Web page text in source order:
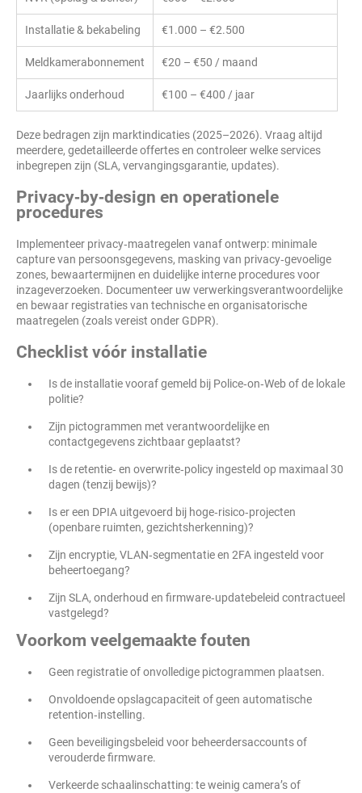
Installatie & bekabeling €1.000 – €2.500
Meldkamerabonnement €20 – €50 / maand
Jaarlijks onderhoud €100 – €400 / jaar
Deze bedragen zijn marktindicaties (2025–2026). Vraag altijd
meerdere, gedetailleerde offertes en controleer welke services
inbegrepen zijn (SLA, vervangingsgarantie, updates).
Privacy‑by‑design en operationele
procedures
Implementeer privacy‑maatregelen vanaf ontwerp: minimale
capture van persoonsgegevens, masking van privacy‑gevoelige
zones, bewaartermijnen en duidelijke interne procedures voor
inzageverzoeken. Documenteer uw verwerkingsverantwoordelijke
en bewaar registraties van technische en organisatorische
maatregelen (zoals vereist onder GDPR).
Checklist vóór installatie
Is de installatie vooraf gemeld bij Police‑on‑Web of de lokale
politie?
Zijn pictogrammen met verantwoordelijke en
contactgegevens zichtbaar geplaatst?
Is de retentie‑ en overwrite‑policy ingesteld op maximaal 30
dagen (tenzij bewijs)?
Is er een DPIA uitgevoerd bij hoge‑risico‑projecten
(openbare ruimten, gezichtsherkenning)?
Zijn encryptie, VLAN‑segmentatie en 2FA ingesteld voor
beheertoegang?
Zijn SLA, onderhoud en firmware‑updatebeleid contractueel
vastgelegd?
Voorkom veelgemaakte fouten
Geen registratie of onvolledige pictogrammen plaatsen.
Onvoldoende opslagcapaciteit of geen automatische
retention‑instelling.
Geen beveiligingsbeleid voor beheerdersaccounts of
verouderde firmware.
Verkeerde schaalinschatting: te weinig camera’s of